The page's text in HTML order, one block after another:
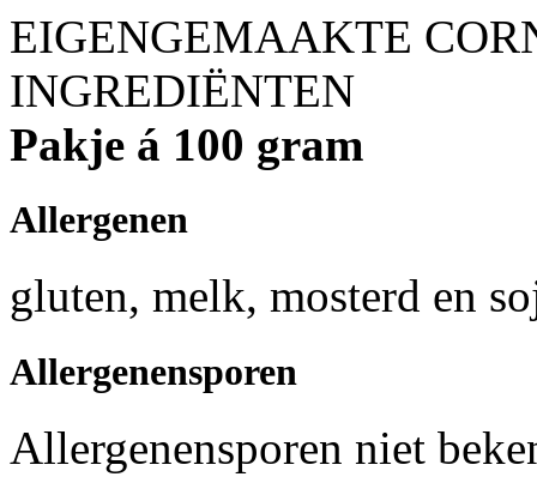
EIGENGEMAAKTE
INGREDIËNTEN
Pakje á 100 gram
Allergenen
gluten, melk, mosterd en
Allergenensporen
Allergenensporen niet